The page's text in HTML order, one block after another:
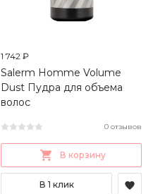
1 742 ₽
Salerm Homme Volume
Dust Пудра для объема
волос
0 отзывов
В корзину
В 1 клик